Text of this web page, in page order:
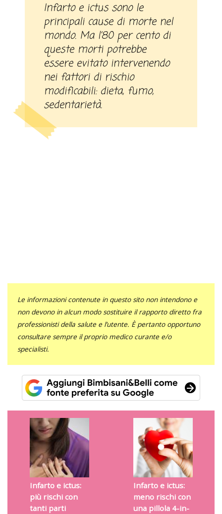
Infarto e ictus sono le
principali cause di morte nel
mondo. Ma l’80 per cento di
queste morti potrebbe
essere evitato intervenendo
nei fattori di rischio
modificabili: dieta, fumo,
sedentarietà.
Le informazioni contenute in questo sito non intendono e
non devono in alcun modo sostituire il rapporto diretto fra
professionisti della salute e l’utente. È pertanto opportuno
consultare sempre il proprio medico curante e/o
specialisti.
Infarto e ictus:
più rischi con
tanti parti
Infarto e ictus:
meno rischi con
una pillola 4-in-